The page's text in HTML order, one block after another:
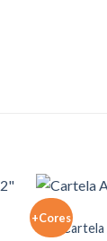
+Cores